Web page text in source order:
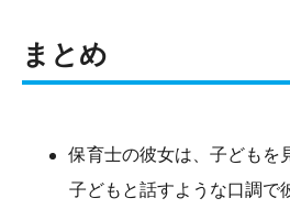
まとめ
保育士の彼女は、子どもを
子どもと話すような口調で